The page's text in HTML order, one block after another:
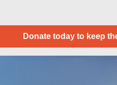
Donate today to keep